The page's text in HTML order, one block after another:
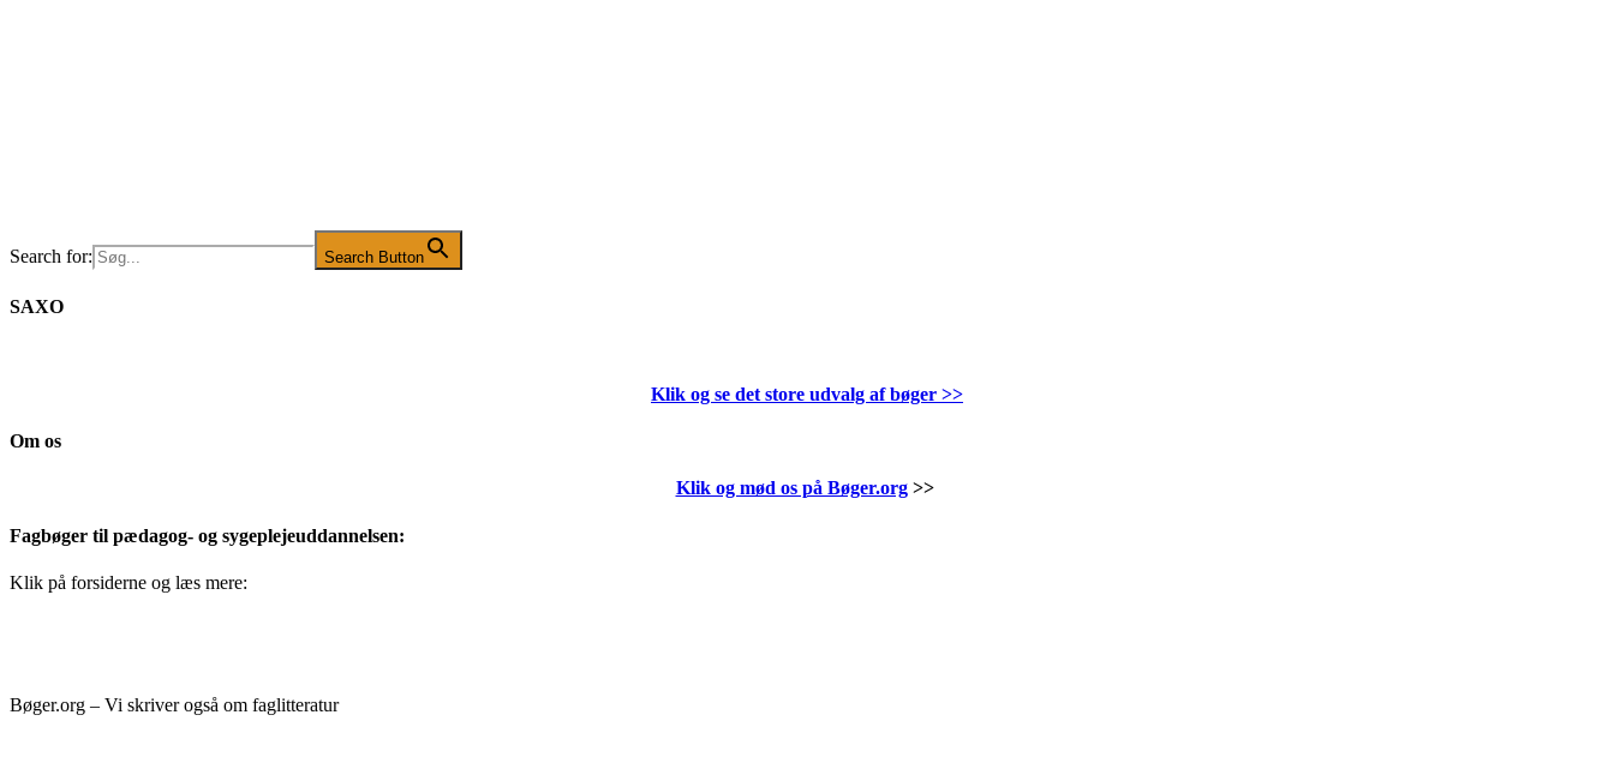
Search for: Search Button
SAXO
Klik og se det store udvalg af bøger >>
Om os
Klik og mød os på Bøger.org>>
Fagbøger til pædagog- og sygeplejeuddannelsen:
Klik på forsiderne og læs mere:
Bøger.org – Vi skriver også om faglitteratur